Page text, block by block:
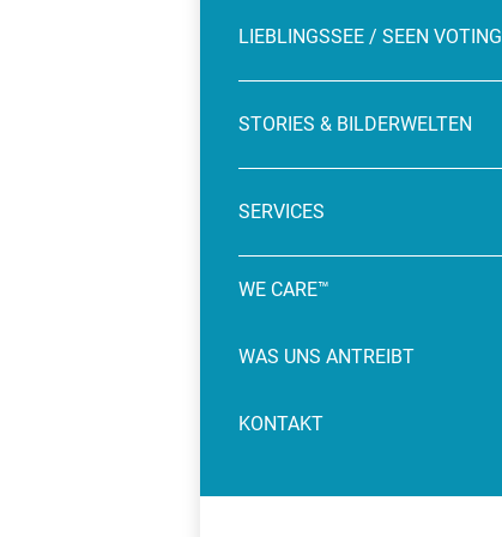
LIEBLINGSSEE / SEEN VOTING
STORIES & BILDERWELTEN
SERVICES
WE CARE™
WAS UNS ANTREIBT
KONTAKT